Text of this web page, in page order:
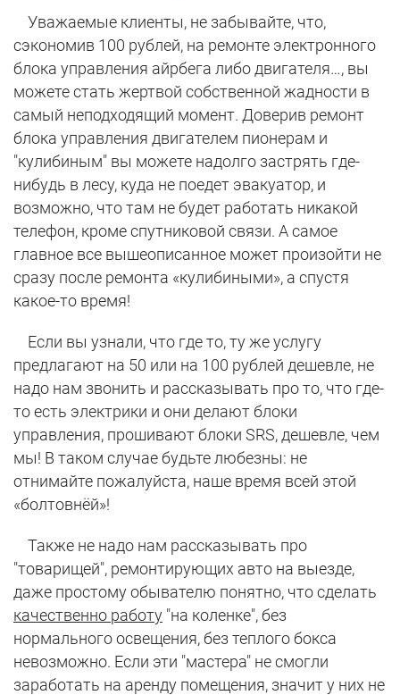
Уважаемые клиенты, не забывайте, что,
сэкономив 100 рублей, на ремонте электронного
блока управления айрбега либо двигателя…, вы
можете стать жертвой собственной жадности в
самый неподходящий момент. Доверив ремонт
блока управления двигателем пионерам и
"кулибиным" вы можете надолго застрять где-
нибудь в лесу, куда не поедет эвакуатор, и
возможно, что там не будет работать никакой
телефон, кроме спутниковой связи. А самое
главное все вышеописанное может произойти не
сразу после ремонта «кулибиными», а спустя
какое-то время!
Если вы узнали, что где то, ту же услугу
предлагают на 50 или на 100 рублей дешевле, не
надо нам звонить и рассказывать про то, что где-
то есть электрики и они делают блоки
управления, прошивают блоки SRS, дешевле, чем
мы! В таком случае будьте любезны: не
отнимайте пожалуйста, наше время всей этой
«болтовнёй»!
Также не надо нам рассказывать про
"товарищей", ремонтирующих авто на выезде,
даже простому обывателю понятно, что сделать
качественно работу "на коленке", без
нормального освещения, без теплого бокса
невозможно. Если эти "мастера" не смогли
заработать на аренду помещения, значит у них не